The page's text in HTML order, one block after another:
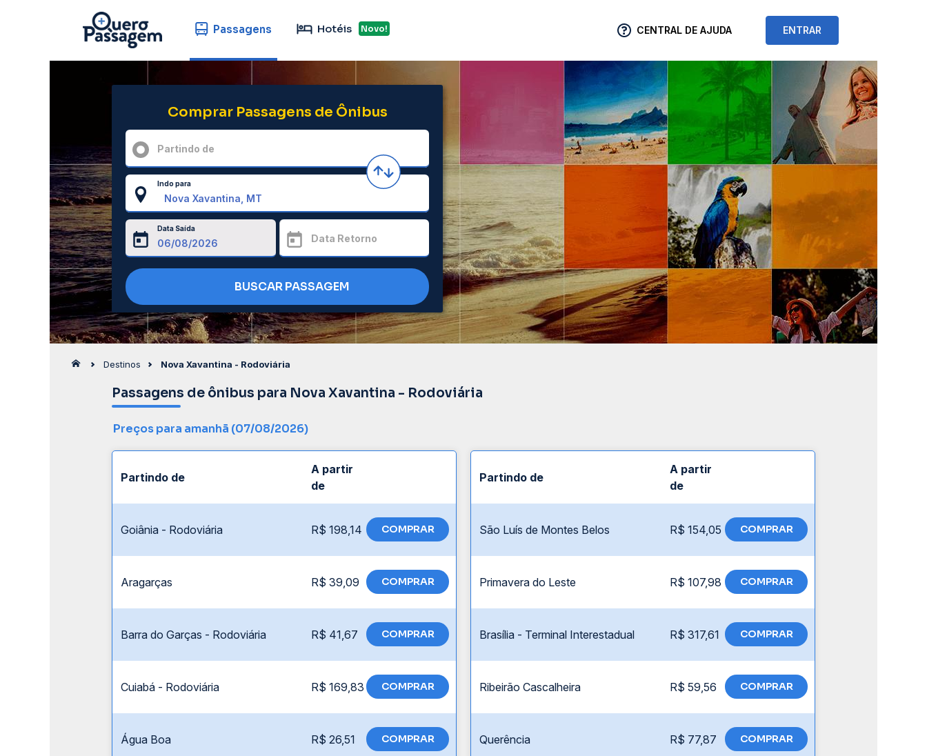
Passagens Hotéis Novo! CENTRAL DE AJUDA ENTRAR
Comprar Passagens de Ônibus
Partindo de
Indo para
Data Saída
Data Retorno
BUSCAR PASSAGEM
Destinos Nova Xavantina - Rodoviária
Passagens de ônibus para Nova Xavantina - Rodoviária
Preços para amanhã (07/08/2026)
Partindo de
A partir
de
Goiânia - Rodoviária R$ 198,14 COMPRAR
Aragarças R$ 39,09 COMPRAR
Barra do Garças - Rodoviária R$ 41,67 COMPRAR
Cuiabá - Rodoviária R$ 169,83 COMPRAR
Água Boa R$ 26,51 COMPRAR
Partindo de
A partir
de
São Luís de Montes Belos R$ 154,05 COMPRAR
Primavera do Leste R$ 107,98 COMPRAR
Brasília - Terminal Interestadual R$ 317,61 COMPRAR
Ribeirão Cascalheira R$ 59,56 COMPRAR
Querência R$ 77,87 COMPRAR